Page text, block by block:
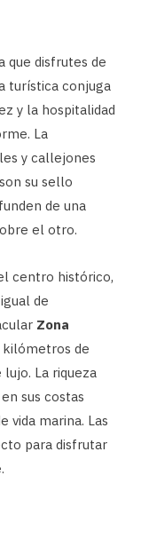
que disfrutes de
turística conjuga
y la hospitalidad
La
y callejones
su sello
de una
el otro.
centro histórico,
de
Zona
kilómetros de
La riqueza
sus costas
vida marina. Las
para disfrutar